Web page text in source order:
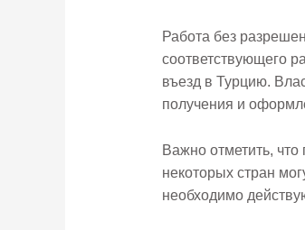
Работа без
соответствующего
въезд в Турцию.
получения и
Важно отметить,
некоторых стран
необходимо